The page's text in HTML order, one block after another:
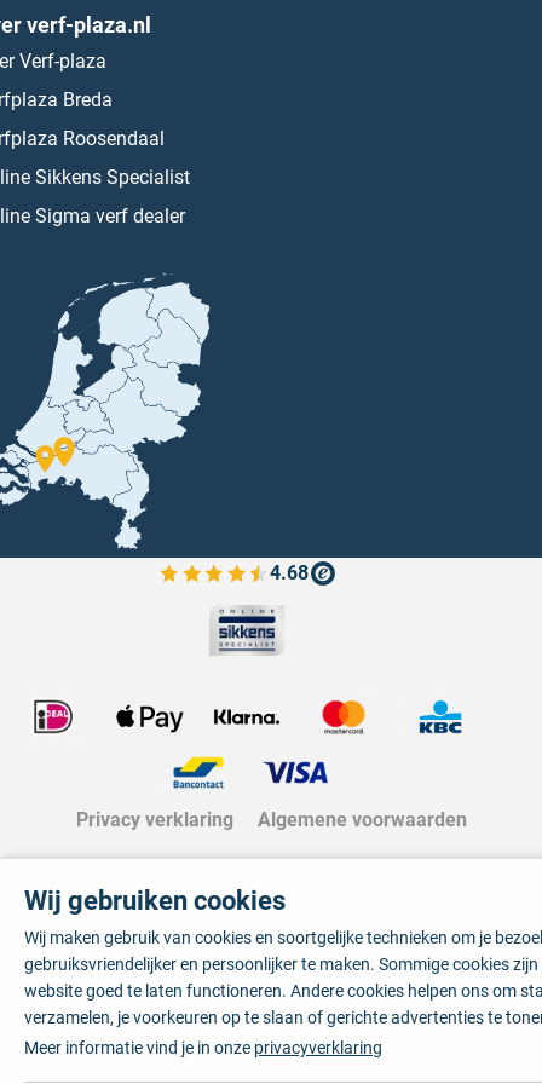
verf-plaza.nl
Verf-plaza
Breda
Roosendaal
Sikkens Specialist
Sigma verf dealer
4.68
Bekijk de verfplaza beoordelingen
Privacy verklaring Algemene voorwaarden
Wij gebruiken cookies
Wij maken gebruik van cookies en soortgelijke technieken om je
gebruiksvriendelijker en persoonlijker te maken. Sommige cookies
website goed te laten functioneren. Andere cookies helpen ons om
verzamelen, je voorkeuren op te slaan of gerichte advertenties te
Meer informatie vind je in onze privacyverklaring